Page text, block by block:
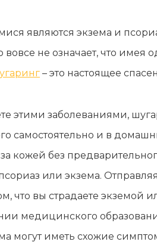
являются экзема и
не означает, что имея
– это настоящее
этими заболеваниями,
самостоятельно и в
кожей без
или экзема.
что вы страдаете экземой
медицинского
могут иметь схожие